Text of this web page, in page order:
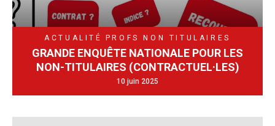
ACTUALITÉ PROFS NON TITULAIRES
GRANDE ENQUÊTE NATIONALE POUR LES
NON-TITULAIRES (CONTRACTUEL·LES)
10 juin 2025